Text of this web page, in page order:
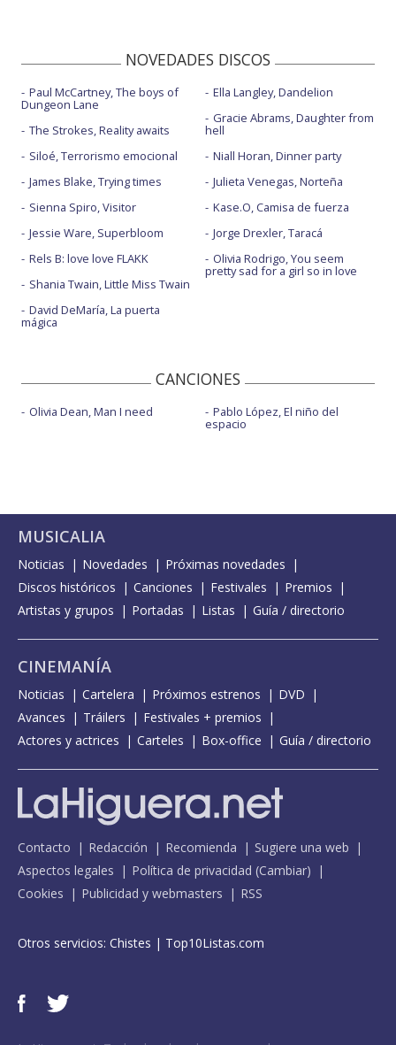
NOVEDADES DISCOS
Paul McCartney, The boys of
Dungeon Lane
The Strokes, Reality awaits
Siloé, Terrorismo emocional
James Blake, Trying times
Sienna Spiro, Visitor
Jessie Ware, Superbloom
Rels B: love love FLAKK
Shania Twain, Little Miss Twain
David DeMaría, La puerta
mágica
Ella Langley, Dandelion
Gracie Abrams, Daughter from
hell
Niall Horan, Dinner party
Julieta Venegas, Norteña
Kase.O, Camisa de fuerza
Jorge Drexler, Taracá
Olivia Rodrigo, You seem
pretty sad for a girl so in love
CANCIONES
Olivia Dean, Man I need Pablo López, El niño del
espacio
MUSICALIA
Noticias Novedades
Próximas novedades
Discos históricos
Canciones Festivales
Premios
Artistas y grupos
Portadas Listas Guía / directorio
CINEMANÍA
Noticias Cartelera Próximos estrenos
DVD
Avances
Tráilers
Festivales + premios
Actores y actrices
Carteles Box-office Guía / directorio
Contacto Redacción Recomienda
Sugiere una web
Aspectos legales
Política de privacidad (Cambiar)
Cookies
Publicidad y webmasters RSS
Otros servicios: Chistes | Top10Listas.com